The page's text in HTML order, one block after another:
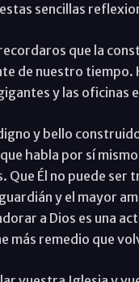
sencillas
que la
de nuestro tiempo.
y las oficinas
y bello
habla por sí
Que Él no puede
y el mayor
a Dios es una
más remedio que